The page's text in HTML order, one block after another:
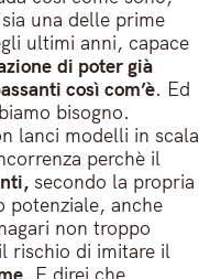
sia una delle prime
ultimi anni, capace
di poter già
così com’è. Ed
bisogno.
lanci modelli in scala
perchè il
secondo la propria
potenziale, anche
non troppo
rischio di imitare il
. E direi che